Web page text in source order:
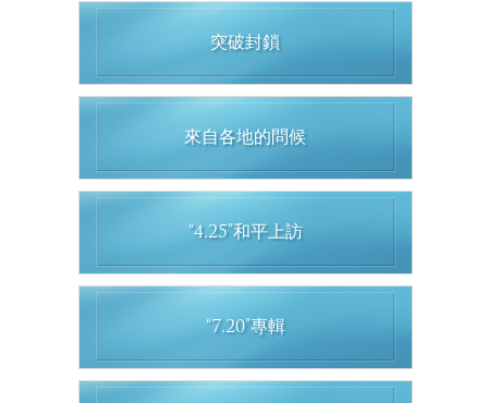
突破封鎖
來自各地的問候
“4.25”和平上訪
“7.20”專輯